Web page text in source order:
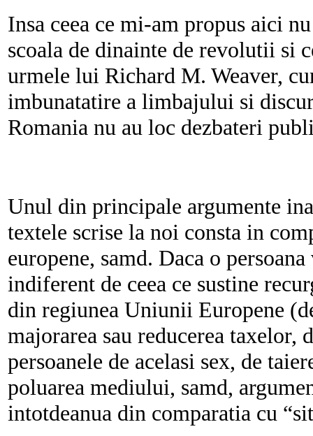
Insa ceea ce mi-am propus aici
scoala de dinainte de revolutii si
urmele lui Richard M. Weaver,
imbunatatire a limbajului si
Romania nu au loc dezbateri
Unul din principale argumente
textele scrise la noi consta in
europene, samd. Daca o
indiferent de ceea ce sustine
din regiunea Uniunii Europene
majorarea sau reducerea
persoanele de acelasi sex, de
poluarea mediului, samd,
intotdeanua din comparatia cu